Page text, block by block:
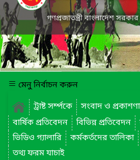
গণপ্রজাতন্ত্রী বাংলাদেশ সরকার
মেনু নির্বাচন করুন
ট্রাষ্ট সর্ম্পকে
সংবাদ ও প্রকাশণা
বার্ষিক প্রতিবেদন
বিভিন্ন প্রতিবেদন
ভিডিও গ্যালারি
কর্মকর্তদের তালিকা
তথ্য ফরম যাচাই